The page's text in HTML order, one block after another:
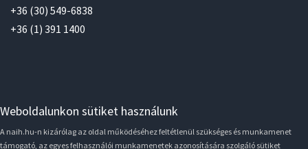
+36 (30) 549-6838
+36 (1) 391 1400
Weboldalunkon sütiket használunk
A naih.hu-n kizárólag az oldal működéséhez feltétlenül szükséges és munkamenet
támogató, az egyes felhasználói munkamenetek azonosítására szolgáló sütiket